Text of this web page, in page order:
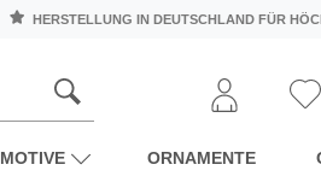
HERSTELLUNG IN DEUTSCHLAND FÜR
MOTIVE ORNAMENTE